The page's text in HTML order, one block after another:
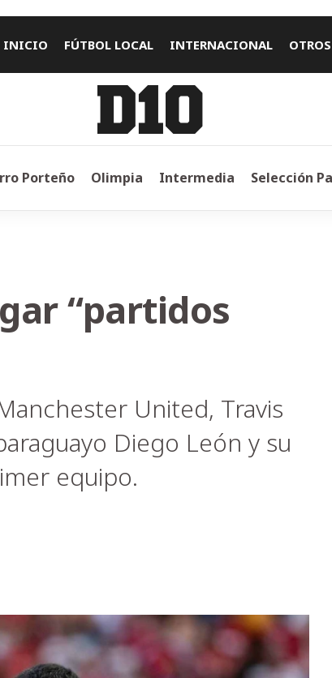
INICIO FÚTBOL LOCAL INTERNACIONAL
Porteño Olimpia Intermedia Selección
“partidos
United, Travis
Diego León y su
equipo.